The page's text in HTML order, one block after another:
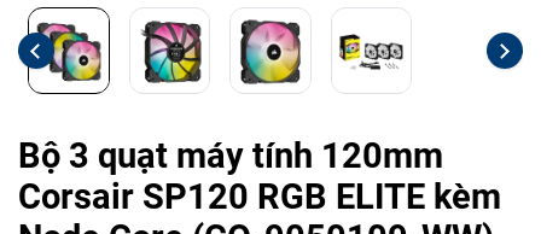
Bộ 3 quạt máy tính 120mm
Corsair SP120 RGB ELITE kèm